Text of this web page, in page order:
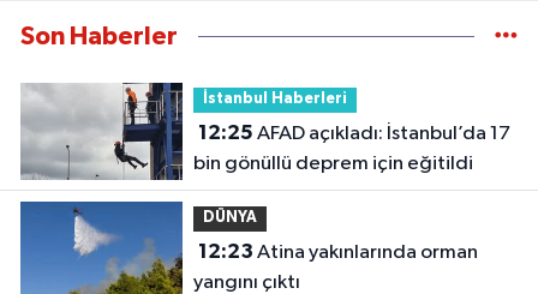
Son Haberler
İstanbul Haberleri
12:25
bin gönüllü deprem için eğitildi
DÜNYA
12:23
yangını çıktı